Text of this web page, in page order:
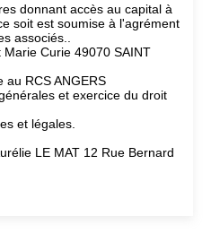
donnant accès au capital à
soit est soumise à l'agrément
associés..
Curie 49070 SAINT
au RCS ANGERS
et exercice du droit
et légales.
LE MAT 12 Rue Bernard